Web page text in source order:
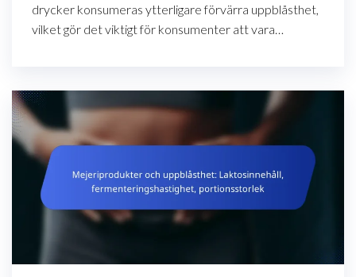
drycker konsumeras ytterligare förvärra uppblåsthet,
vilket gör det viktigt för konsumenter att vara…